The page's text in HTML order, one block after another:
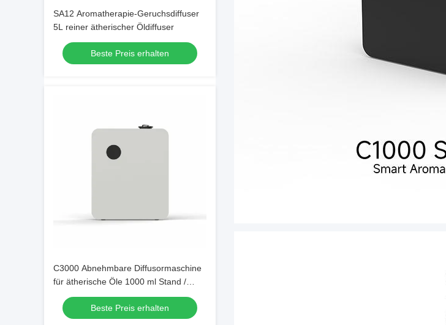
SA12 Aromatherapie-Geruchsdiffuser
5L reiner ätherischer Öldiffuser
Beste Preis erhalten
C3000 Abnehmbare Diffusormaschine
für ätherische Öle 1000 ml Stand /
Wand
Beste Preis erhalten